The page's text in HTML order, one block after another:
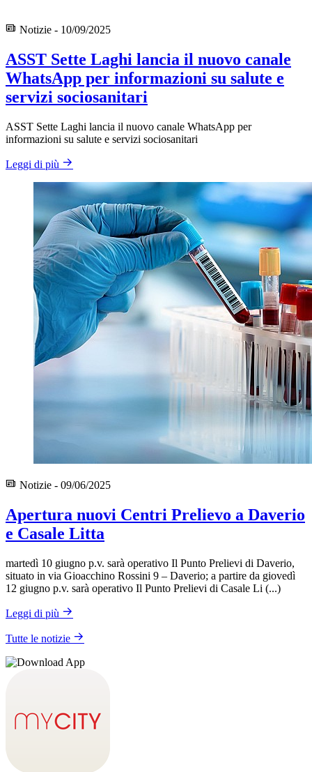
Notizie - 10/09/2025
ASST Sette Laghi lancia il nuovo canale
WhatsApp per informazioni su salute e
servizi sociosanitari
ASST Sette Laghi lancia il nuovo canale WhatsApp per
informazioni su salute e servizi sociosanitari
Leggi di più
Notizie - 09/06/2025
Apertura nuovi Centri Prelievo a Daverio
e Casale Litta
martedì 10 giugno p.v. sarà operativo Il Punto Prelievi di Daverio,
situato in via Gioacchino Rossini 9 – Daverio; a partire da giovedì
12 giugno p.v. sarà operativo Il Punto Prelievi di Casale Li (...)
Leggi di più
Tutte le notizie